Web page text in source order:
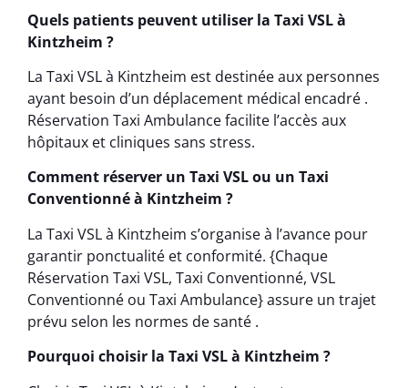
Quels patients peuvent utiliser la Taxi VSL à
Kintzheim ?
La Taxi VSL à Kintzheim est destinée aux personnes
ayant besoin d’un déplacement médical encadré .
Réservation Taxi Ambulance facilite l’accès aux
hôpitaux et cliniques sans stress.
Comment réserver un Taxi VSL ou un Taxi
Conventionné à Kintzheim ?
La Taxi VSL à Kintzheim s’organise à l’avance pour
garantir ponctualité et conformité. {Chaque
Réservation Taxi VSL, Taxi Conventionné, VSL
Conventionné ou Taxi Ambulance} assure un trajet
prévu selon les normes de santé .
Pourquoi choisir la Taxi VSL à Kintzheim ?